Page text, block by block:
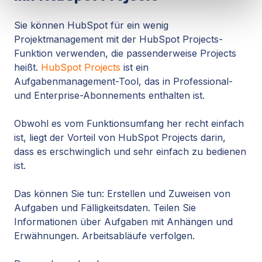
Sie können HubSpot für ein wenig
Projektmanagement mit der HubSpot Projects-
Funktion verwenden, die passenderweise Projects
heißt. HubSpot Projects ist ein
Aufgabenmanagement-Tool, das in Professional-
und Enterprise-Abonnements enthalten ist.
Obwohl es vom Funktionsumfang her recht einfach
ist, liegt der Vorteil von HubSpot Projects darin,
dass es erschwinglich und sehr einfach zu bedienen
ist.
Das können Sie tun: Erstellen und Zuweisen von
Aufgaben und Fälligkeitsdaten. Teilen Sie
Informationen über Aufgaben mit Anhängen und
Erwähnungen. Arbeitsabläufe verfolgen.